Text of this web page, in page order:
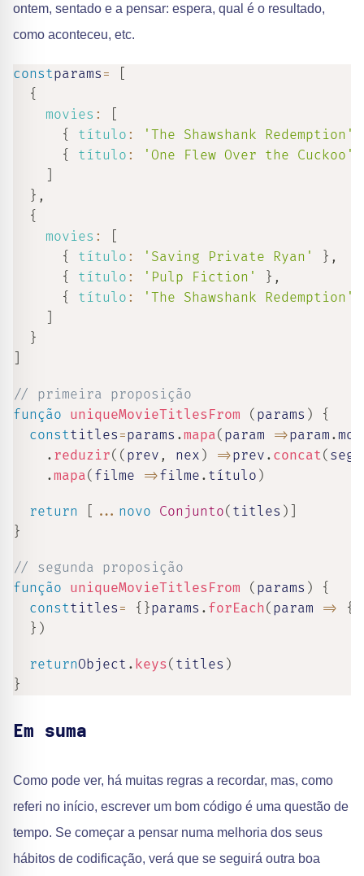
ontem, sentado e a pensar: espera, qual é o resultado,
como aconteceu, etc.
constparams =
{
movies :
{
título : 'The Shawshank Redemption'
{
título : 'One Flew Over the Cuckoo'
} ,
{
movies :
{
título : 'Saving Private Ryan' } ,
{
título : 'Pulp Fiction' } ,
{
título : 'The Shawshank Redemption'
}
// primeira proposição
função uniqueMovieTitlesFrom ( params )
{
consttitles =params .mapa( param =>param .
. reduzir( ( prev , nex ) =>prev . concat(
.mapa( filme =>filme . título )
return ... novo Conjunto( titles )
}
// segunda proposição
função uniqueMovieTitlesFrom ( params )
{
consttitles = { }params . forEach( param => {
} )
returnObject . keys( titles )
}
Em suma
Como pode ver, há muitas regras a recordar, mas, como
referi no início, escrever um bom código é uma questão de
tempo. Se começar a pensar numa melhoria dos seus
hábitos de codificação, verá que se seguirá outra boa